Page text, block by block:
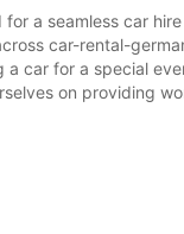
a seamless car
car-rental-
car for a special
on providing